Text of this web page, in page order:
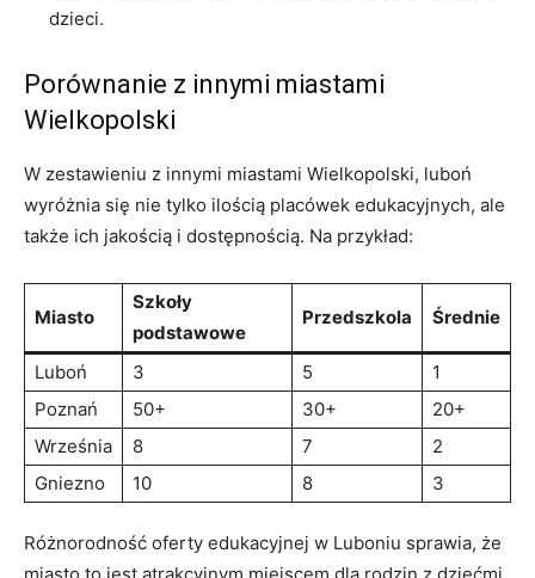
dzieci.
Porównanie z innymi miastami
Wielkopolski
W zestawieniu z innymi miastami Wielkopolski, luboń
wyróżnia się nie tylko ilością placówek edukacyjnych, ale
także ich jakością i dostępnością. Na przykład:
Miasto
Szkoły
podstawowe
Przedszkola Średnie
Luboń 3 5
1
Poznań
50+ 30+
20+
Września
8 7
2
Gniezno
10 8 3
Różnorodność oferty edukacyjnej w Luboniu sprawia, że